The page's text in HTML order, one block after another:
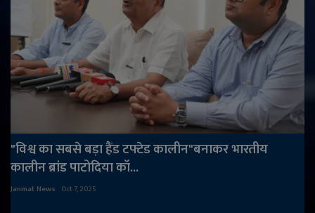
"विश्व का सबसे बड़ा हैंड टफ्टेड कालीन"बनाकर भारतीय
कालीन ब्रांड पाटोदिया कॉ...
Janmat News Oct 7, 2025